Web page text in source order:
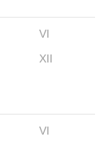
VI
XII
VI